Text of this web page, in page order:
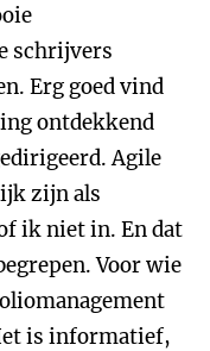
schrijvers
Erg goed vind
ontdekkend
Agile
zijn als
ik niet in. En dat
Voor wie
is informatief,